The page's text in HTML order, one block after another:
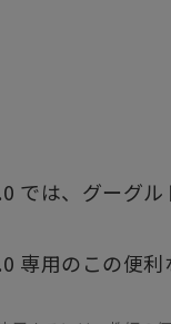
では、グーグ
専用のこの便